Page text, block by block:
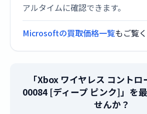
アルタイムに確認できます。
Microsoftの買取価格一覧もご覧
「Xbox ワイヤレス コント
00084 [ディープ ピンク]」を
せんか？